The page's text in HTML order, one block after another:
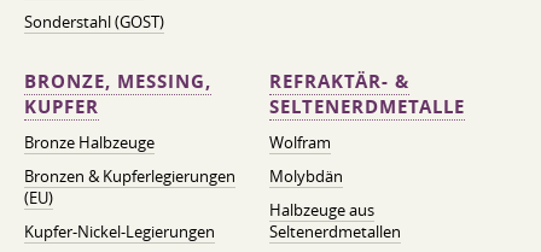
Sonderstahl (GOST)
BRONZE, MESSING,
KUPFER
Bronze Halbzeuge
Bronzen & Kupferlegierungen
(EU)
Kupfer-Nickel-Legierungen
REFRAKTÄR- &
SELTENERDMETALLE
Wolfram
Molybdän
Halbzeuge aus
Seltenerdmetallen